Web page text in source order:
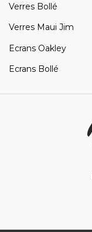
Verres Bollé
Verres Maui Jim
Ecrans Oakley
Ecrans Bollé